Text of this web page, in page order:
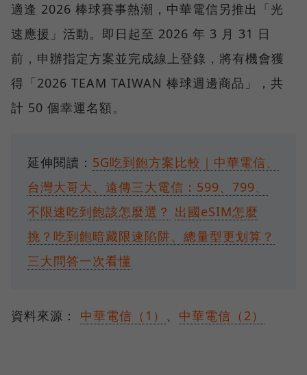
適逢 2026 棒球賽事熱潮，中華電信另推出「光
速應援」活動。即日起至 2026 年 3 月 31 日
前，申辦指定方案並完成線上登錄，將有機會獲
得「2026 TEAM TAIWAN 棒球週邊商品」，共
計 50 個幸運名額。
延伸閱讀： 5G吃到飽方案比較｜中華電信、
台灣大哥大、遠傳三大電信：599、799、
不限速吃到飽該怎麼選？ 出國eSIM怎麼
挑？吃到飽暗藏限速陷阱、總量型更划算？
三大問答一次看懂
資料來源： 中華電信（1） 、 中華電信（2）